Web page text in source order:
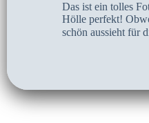
Das ist ein tolles
Hölle perfekt!
schön aussieht für